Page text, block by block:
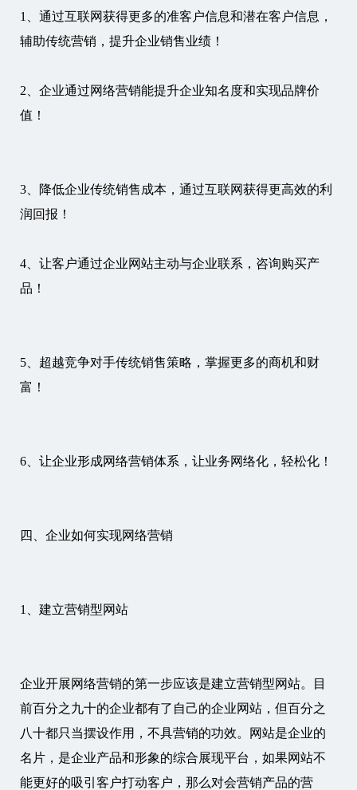
1、通过互联网获得更多的准客户信息和潜在客户信息，
辅助传统营销，提升企业销售业绩！
2、企业通过网络营销能提升企业知名度和实现品牌价
值！
3、降低企业传统销售成本，通过互联网获得更高效的利
润回报！
4、让客户通过企业网站主动与企业联系，咨询购买产
品！
5、超越竞争对手传统销售策略，掌握更多的商机和财
富！
6、让企业形成网络营销体系，让业务网络化，轻松化！
四、企业如何实现网络营销
1、建立营销型网站
企业开展网络营销的第一步应该是建立营销型网站。目
前百分之九十的企业都有了自己的企业网站，但百分之
八十都只当摆设作用，不具营销的功效。网站是企业的
名片，是企业产品和形象的综合展现平台，如果网站不
能更好的吸引客户打动客户，那么对会营销产品的营